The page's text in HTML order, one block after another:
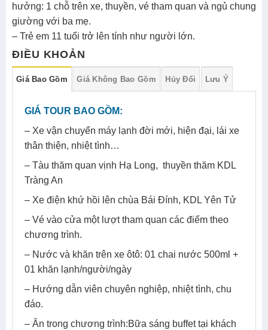
hưởng: 1 chỗ trên xe, thuyền, vé tham quan và ngủ chung
giường với ba mẹ.
– Trẻ em 11 tuổi trở lên tính như người lớn.
ĐIỀU KHOẢN
Giá Bao Gồm Giá Không Bao Gồm Hủy Đổi Lưu Ý
GIÁ TOUR BAO GỒM:
– Xe vận chuyển máy lạnh đời mới, hiện đại, lái xe
thân thiện, nhiệt tình…
– Tàu thăm quan vịnh Hạ Long, thuyền thăm KDL
Tràng An
– Xe điện khứ hồi lên chùa Bái Đính, KDL Yên Tử
– Vé vào cửa một lượt tham quan các điểm theo
chương trình.
– Nước và khăn trên xe ôtô: 01 chai nước 500ml +
01 khăn lạnh/người/ngày
– Hướng dẫn viên chuyên nghiệp, nhiệt tình, chu
đáo.
– Ăn trong chương trình:Bữa sáng buffet tại khách